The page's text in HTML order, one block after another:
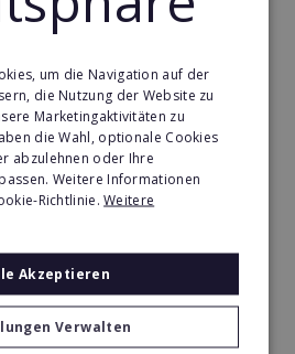
um die Navigation auf der
die Nutzung der Website zu
Marketingaktivitäten zu
die Wahl, optionale Cookies
abzulehnen oder Ihre
Weitere Informationen
Richtlinie.Weitere
Akzeptieren
Verwalten